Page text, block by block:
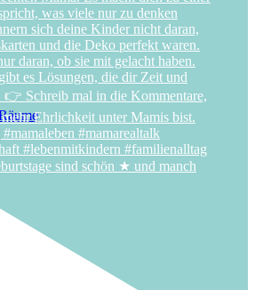
sind schön ★ und manch